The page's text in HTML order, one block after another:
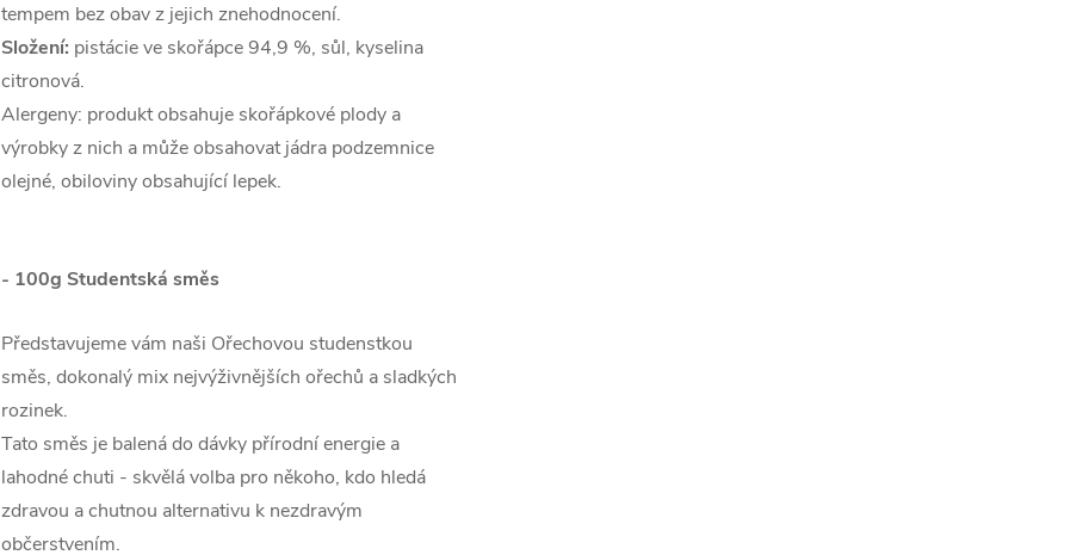
tempem bez obav z jejich znehodnocení.
Složení: pistácie ve skořápce 94,9 %, sůl, kyselina
citronová.
Alergeny: produkt obsahuje skořápkové plody a
výrobky z nich a může obsahovat jádra podzemnice
olejné, obiloviny obsahující lepek.
- 100g Studentská směs
Představujeme vám naši Ořechovou studenstkou
směs, dokonalý mix nejvýživnějších ořechů a sladkých
rozinek.
Tato směs je balená do dávky přírodní energie a
lahodné chuti - skvělá volba pro někoho, kdo hledá
zdravou a chutnou alternativu k nezdravým
občerstvením.